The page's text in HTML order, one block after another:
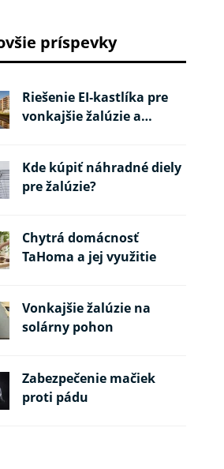
príspevky
Riešenie EI‑kastlíka pre
vonkajšie žalúzie a
Kde kúpiť náhradné diely
pre žalúzie?
Chytrá domácnosť
TaHoma a jej využitie
Vonkajšie žalúzie na
solárny pohon
Zabezpečenie mačiek
proti pádu